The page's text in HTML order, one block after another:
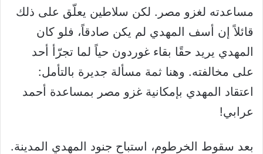
مساعدته لغزو مصر. لكن سلاطين يعلّق على ذلك
قائلاً إن أسف المهدي لم يكن صادقاً، فلو كان
المهدي يريد حقًا بقاء غوردون حياً لما تجرّأ أحد
على مخالفته. وهنا ثمة مسألة جديرة بالتأمل:
اعتقاد المهدي بإمكانية غزو مصر بمساعدة أحمد
عرابي!
بعد سقوط الخرطوم، استباح جنود المهدي المدينة.